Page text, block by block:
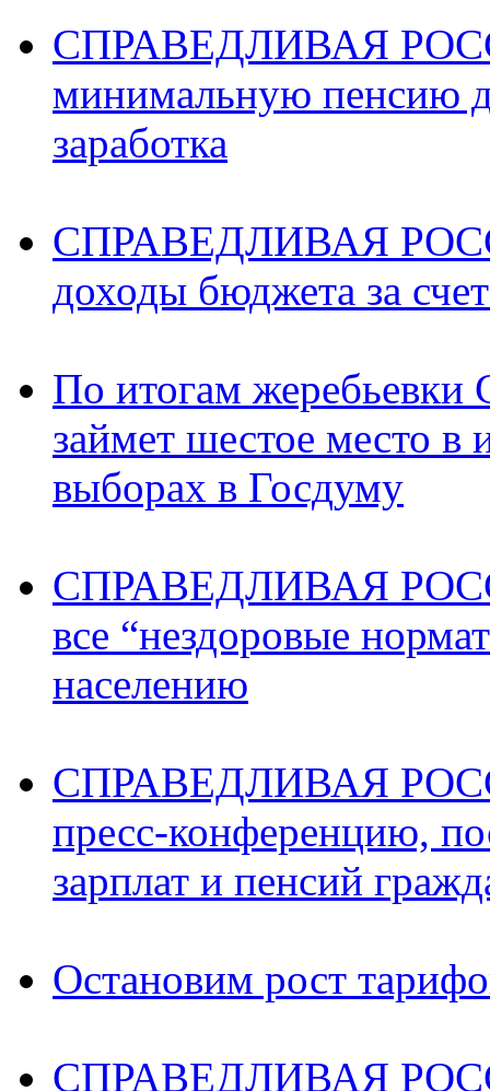
СПРАВЕДЛИВАЯ
минимальную пенсию
заработка
СПРАВЕДЛИВАЯ
доходы бюджета за
По итогам
займет шестое место в
выборах в Госдуму
СПРАВЕДЛИВАЯ
все “нездоровые
населению
СПРАВЕДЛИВАЯ
пресс-конференцию,
зарплат и пенсий
Остановим рост
СПРАВЕДЛИВАЯ